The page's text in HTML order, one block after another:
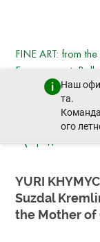
Наш
та.
ого
FINE ART: from
European art,
Hockney,
Deineka, Vysotsky
вторник, 21 октября
YURI
Suzdal
the Mother of